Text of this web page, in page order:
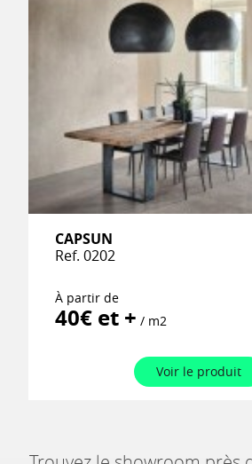
CAPSUN
Ref. 0202
À partir de
40€ et + / m2
Voir le produit